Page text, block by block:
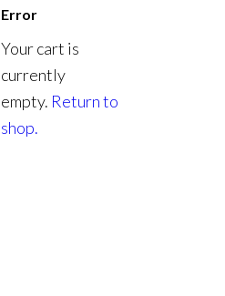
Error
Your cart is
currently
empty. Return to
shop.